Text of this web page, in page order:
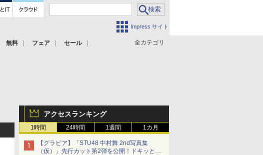
Impress サイト
全カテゴリ
無料 フェア セール
アクセスランキング
1時間 24時間 1週間 1カ月
【グラビア】「STU48 中村舞 2nd写真集
（仮）」先行カット第2弾を公開！ドキッとす